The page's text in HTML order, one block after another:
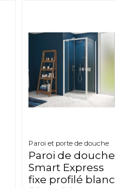
Paroi et porte de douche
Paroi de douche
Smart Express
fixe profilé blanc